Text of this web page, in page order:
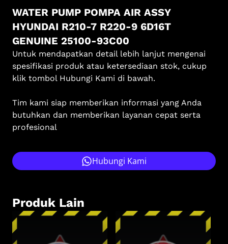
WATER PUMP POMPA AIR ASSY
HYUNDAI R210-7 R220-9 6D16T
GENUINE 25100-93C00
Untuk mendapatkan detail lebih lanjut mengenai
spesifikasi produk atau ketersediaan stok, cukup
klik tombol Hubungi Kami di bawah.
Tim kami siap memberikan informasi yang Anda
butuhkan dan memberikan layanan cepat serta
profesional
Hubungi Kami
Produk Lain